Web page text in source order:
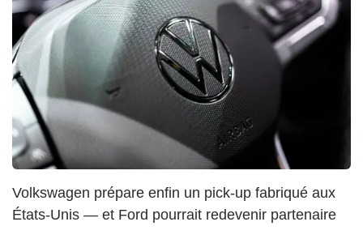
Volkswagen prépare enfin un pick-up fabriqué aux
États-Unis — et Ford pourrait redevenir partenaire